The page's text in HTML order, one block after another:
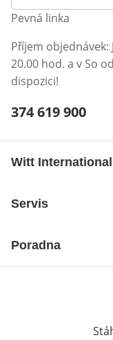
Pevná linka
Příjem objednávek:
20.00 hod. a v So
dispozici!
Telefonní číslo:
374 619 900
Witt International
Servis
Poradna